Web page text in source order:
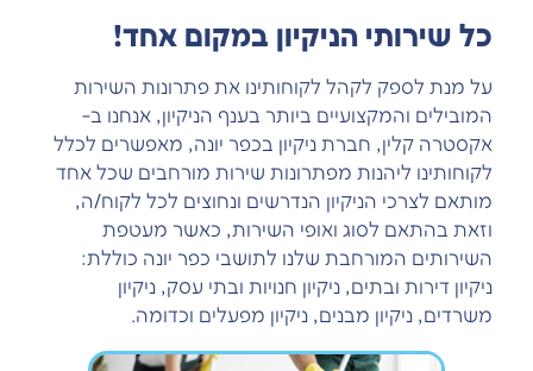
כל שירותי הניקיון במקום אחד!
על מנת לספק לקהל לקוחותינו את פתרונות השירות
המובילים והמקצועיים ביותר בענף הניקיון, אנחנו ב-
אקסטרה קלין, חברת ניקיון בכפר יונה, מאפשרים לכלל
לקוחותינו ליהנות מפתרונות שירות מורחבים שכל אחד
מותאם לצרכי הניקיון הנדרשים ונחוצים לכל לקוח/ה,
וזאת בהתאם לסוג ואופי השירות, כאשר מעטפת
השירותים המורחבת שלנו לתושבי כפר יונה כוללת:
ניקיון דירות ובתים, ניקיון חנויות ובתי עסק, ניקיון
משרדים, ניקיון מבנים, ניקיון מפעלים וכדומה.